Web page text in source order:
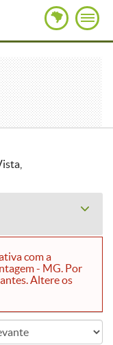
com a
- MG. Por
Altere os